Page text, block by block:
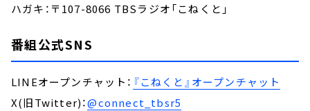
ハガキ：〒107-8066 TBSラジオ「こねくと」
番組公式SNS
LINEオープンチャット： 『こねくと』オープンチャット
X(旧Twitter)：@connect_tbsr5